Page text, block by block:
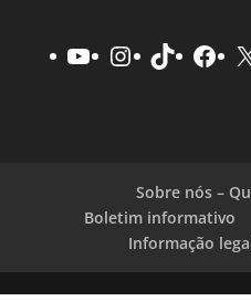
YouTube
Instagram
TikTok X
Sobre nós –
Boletim informativo
Informação